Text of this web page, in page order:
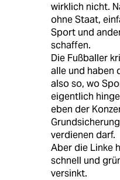
wirklich nicht.
ohne Staat,
Sport und
schaffen.
Die Fußballer
alle und haben
also so, wo
eigentlich
eben der
verdienen darf.
Aber die Linke
schnell und
versinkt.